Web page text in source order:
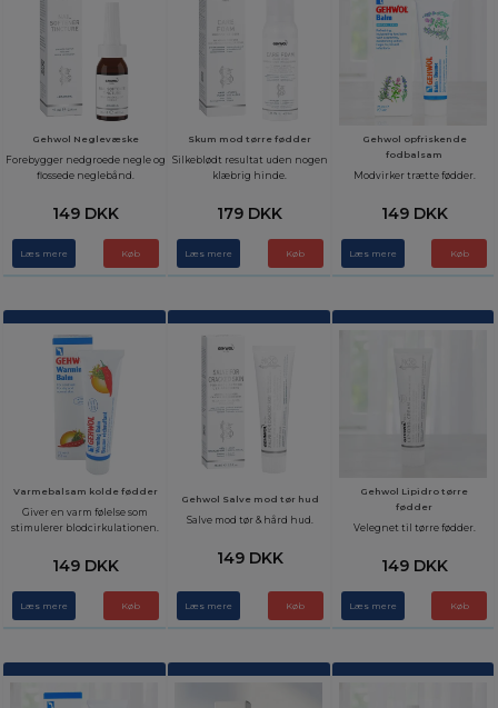
Gehwol Neglevæske
Forebygger nedgroede negle og
flossede neglebånd.
149 DKK
Læs mere
Skum mod tørre fødder
Silkeblødt resultat uden nogen
klæbrig hinde.
179 DKK
Læs mere
Gehwol opfriskende
fodbalsam
Modvirker trætte fødder.
149 DKK
Læs mere
Varmebalsam kolde fødder
Giver en varm følelse som
stimulerer blodcirkulationen.
149 DKK
Læs mere
Gehwol Salve mod tør hud
Salve mod tør & hård hud.
149 DKK
Læs mere
Gehwol Lipidro tørre
fødder
Velegnet til tørre fødder.
149 DKK
Læs mere